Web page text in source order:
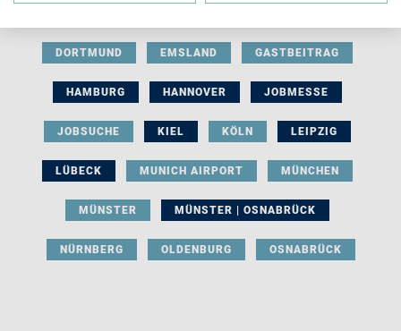
DORTMUND EMSLAND GASTBEITRAG
HAMBURG HANNOVER JOBMESSE
JOBSUCHE KIEL KÖLN LEIPZIG
LÜBECK MUNICH AIRPORT MÜNCHEN
MÜNSTER MÜNSTER | OSNABRÜCK
NÜRNBERG OLDENBURG OSNABRÜCK